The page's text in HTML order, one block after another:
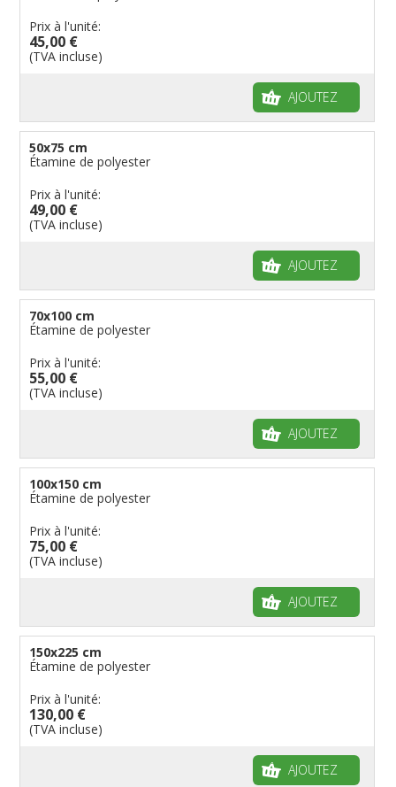
Prix à l'unité:
45,00 €
(TVA incluse)
AJOUTEZ
50x75 cm
Étamine de polyester
Prix à l'unité:
49,00 €
(TVA incluse)
AJOUTEZ
70x100 cm
Étamine de polyester
Prix à l'unité:
55,00 €
(TVA incluse)
AJOUTEZ
100x150 cm
Étamine de polyester
Prix à l'unité:
75,00 €
(TVA incluse)
AJOUTEZ
150x225 cm
Étamine de polyester
Prix à l'unité:
130,00 €
(TVA incluse)
AJOUTEZ